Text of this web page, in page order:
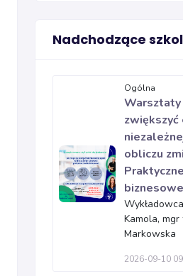
Nadchodzące
Ogólna
Warsztaty
obliczu
Kamola,
Markowska
2026-09-10